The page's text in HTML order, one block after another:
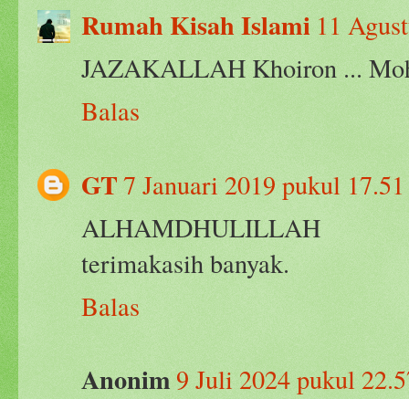
Rumah Kisah Islami 11
JAZAKALLAH Khoiron ...
Balas
GT7 Januari 2019 pukul 17.51
ALHAMDHULILLAH
terimakasih banyak.
Balas
Anonim9 Juli 2024 pukul